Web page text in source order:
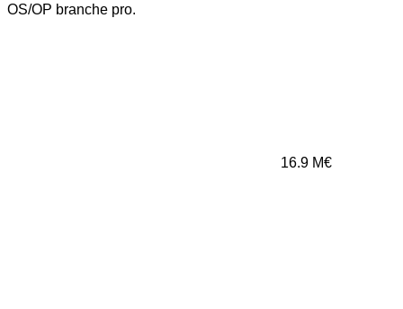
OS/OP branche pro.
16.9 M€